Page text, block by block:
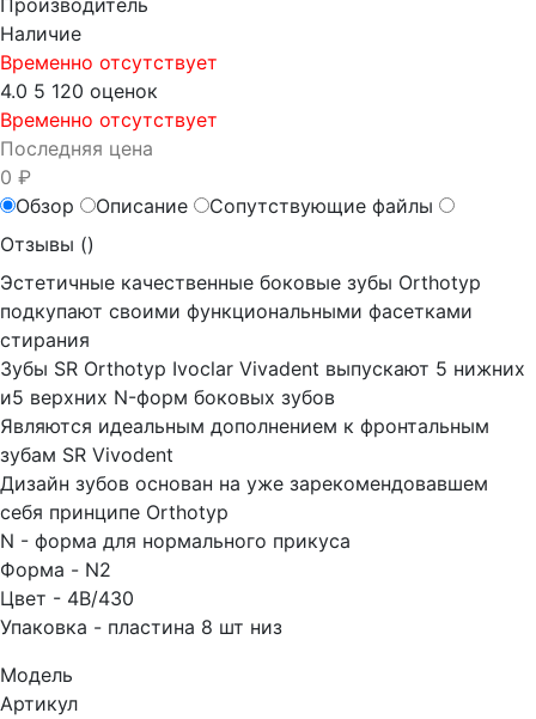
Производитель
Наличие
Временно отсутствует
4.0 5 120 оценок
Временно отсутствует
Последняя цена
0 ₽
Обзор
Описание
Сопутствующие файлы
Отзывы ()
Эстетичные качественные боковые зубы Orthotyp
подкупают своими функциональными фасетками
стирания
Зубы SR Orthotyp Ivoclar Vivadent выпускают 5 нижних
и5 верхних N-форм боковых зубов
Являются идеальным дополнением к фронтальным
зубам SR Vivodent
Дизайн зубов основан на уже зарекомендовавшем
себя принципе Orthotyp
N - форма для нормального прикуса
Форма - N2
Цвет - 4В/430
Упаковка - пластина 8 шт низ
Модель
Артикул